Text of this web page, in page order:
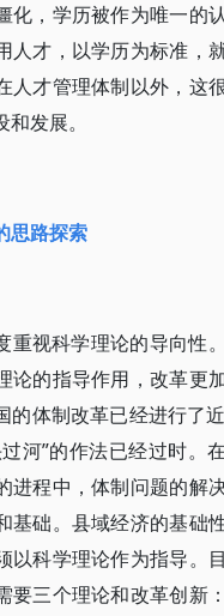
化，学历被作为唯一的
人才，以学历为标准，
人才管理体制以外，这
发展。
思路探索
重视科学理论的导向性
论的指导作用，改革更
的体制改革已经进行了
河”的作法已经过时。
进程中，体制问题的解
基础。县域经济的基础
以科学理论作为指导。
要三个理论和改革创新